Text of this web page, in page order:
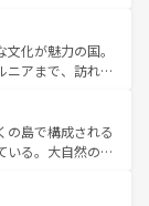
はのユニークな
歩きも満喫する
価も高いが、旅行
なお、新
してほしい。
化が魅力の国。
ニアまで、訪れる
、エンターテイ
。一方、アメリカ
ニオンやイエロー
融合した独特の
の島で構成される
いる。大自然の神
といえばオアフ